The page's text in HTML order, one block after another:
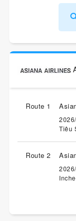
Route 1
Tiêu
Route 2